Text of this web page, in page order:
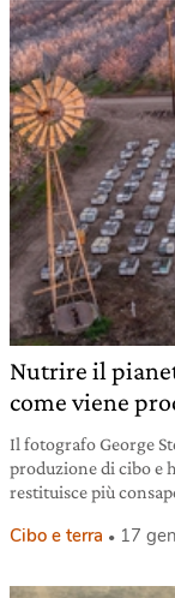
Nutrire il
come viene
Il fotografo George
produzione di cibo e
restituisce più
Cibo e terra 17